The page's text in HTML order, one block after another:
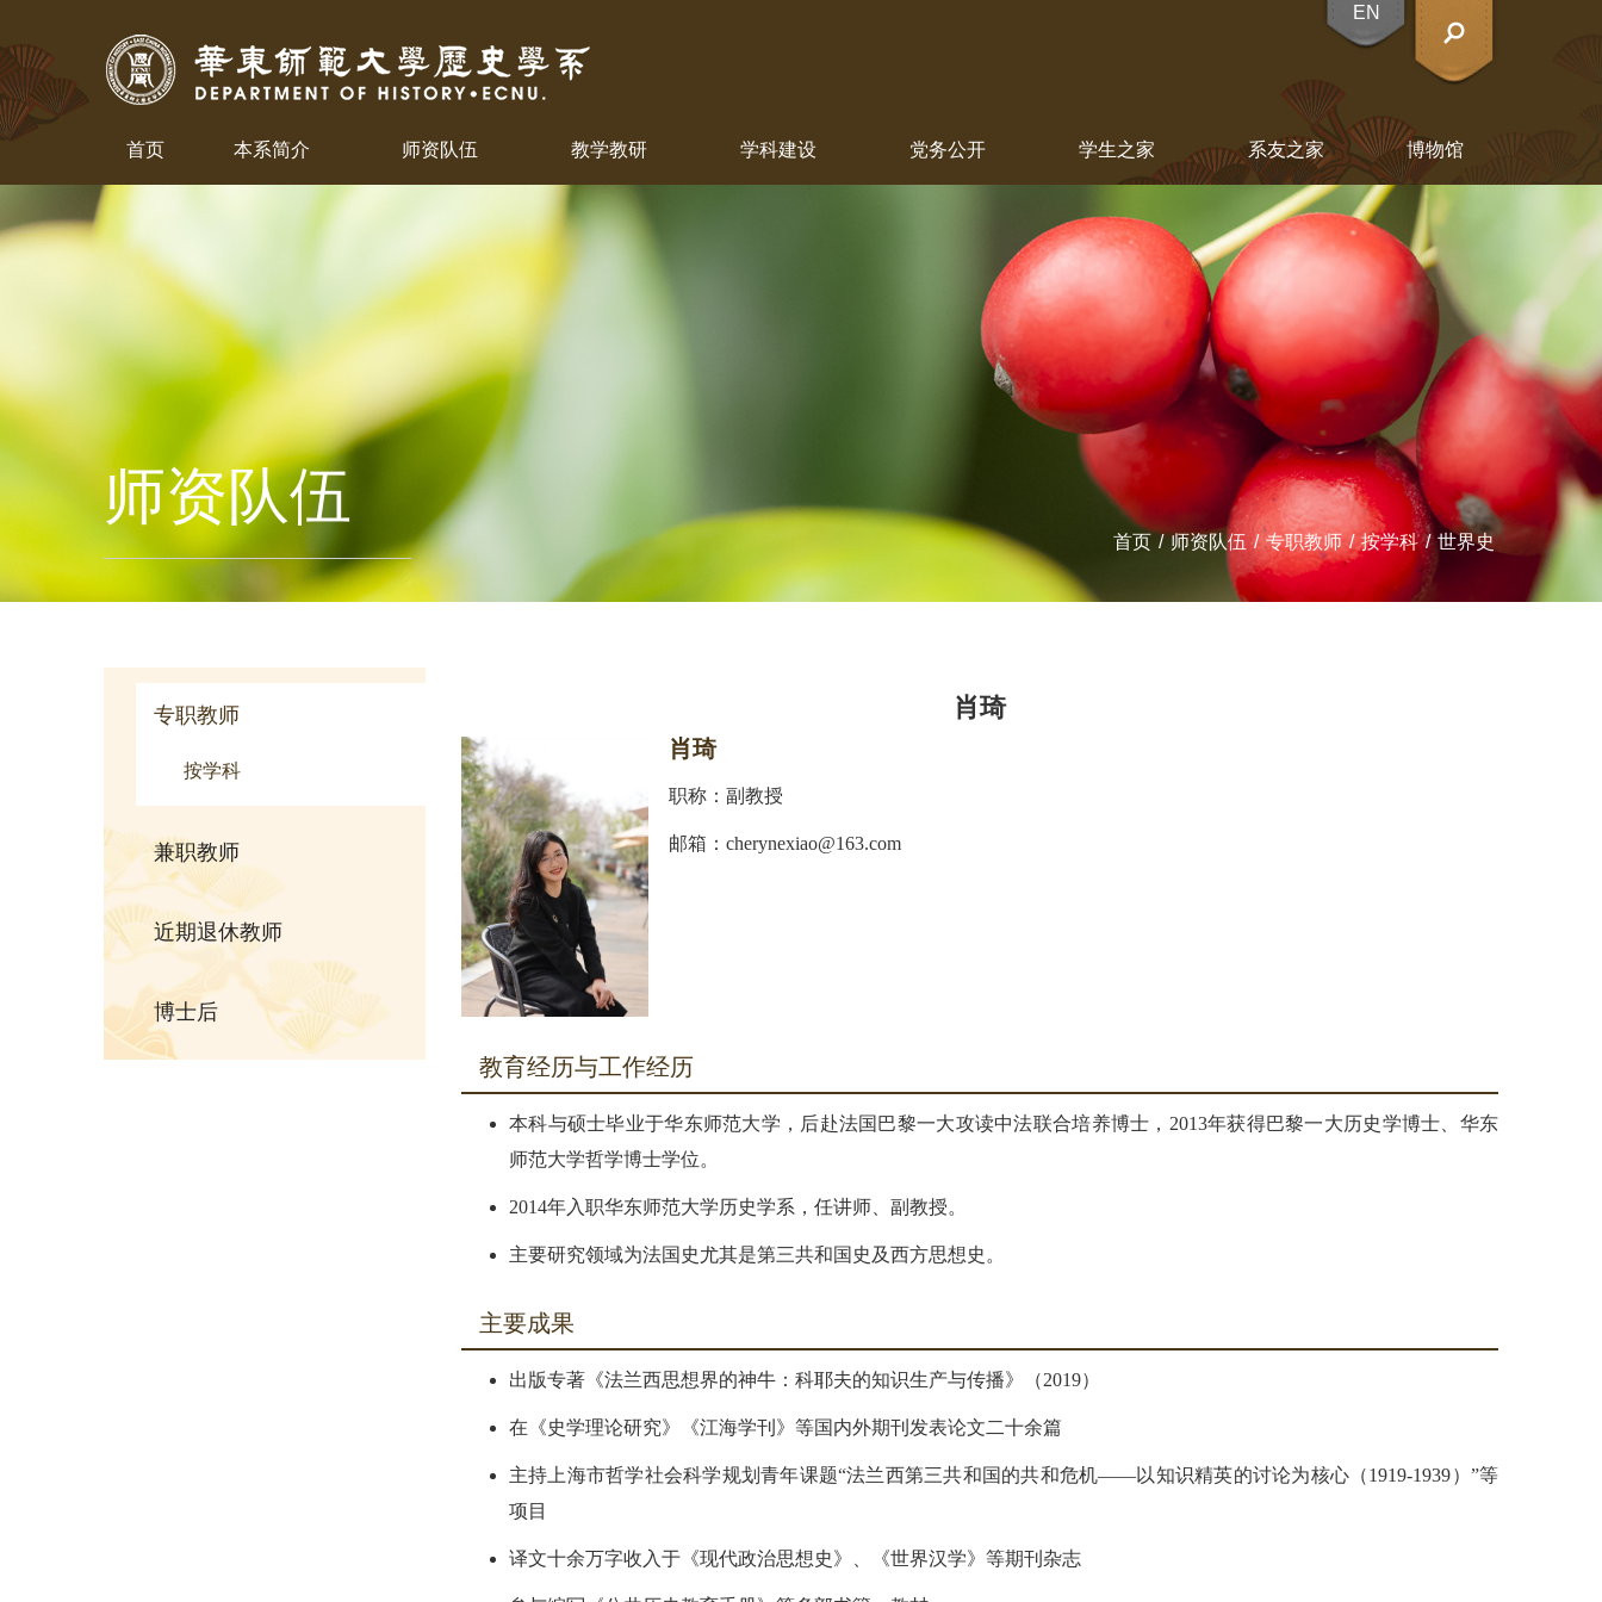
X
EN
首页 本系简介 师资队伍 教学教研 学科建设 党务公开 学生之家 系友之家 博物馆
师资队伍
首页 / 师资队伍 / 专职教师 / 按学科 / 世界史
专职教师
按学科
兼职教师
近期退休教师
博士后
肖琦
肖琦
职称：副教授
邮箱：cherynexiao@163.com
教育经历与工作经历
本科与硕士毕业于华东师范大学，后赴法国巴黎一大攻读中法联合培养博士，2013年获得巴黎一大历史学博士、华东
师范大学哲学博士学位。
2014年入职华东师范大学历史学系，任讲师、副教授。
主要研究领域为法国史尤其是第三共和国史及西方思想史。
主要成果
出版专著《法兰西思想界的神牛：科耶夫的知识生产与传播》（2019）
在《史学理论研究》《江海学刊》等国内外期刊发表论文二十余篇
主持上海市哲学社会科学规划青年课题“法兰西第三共和国的共和危机——以知识精英的讨论为核心（1919-1939）”等
项目
译文十余万字收入于《现代政治思想史》、《世界汉学》等期刊杂志